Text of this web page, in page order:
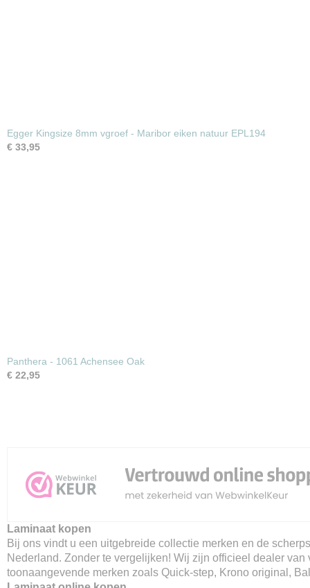
Egger Kingsize 8mm vgroef - Maribor eiken natuur EPL194
€ 33,95
Panthera - 1061 Achensee Oak
€ 22,95
Laminaat kopen
Bij ons vindt u een uitgebreide collectie merken en de
Nederland. Zonder te vergelijken! Wij zijn officieel dealer van
toonaangevende merken zoals Quick-step, Krono original,